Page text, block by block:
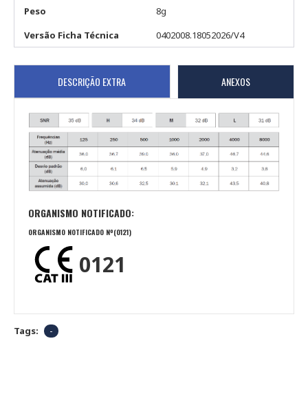
Peso
8g
Versão Ficha Técnica
0402008.18052026/V4
DESCRIÇÃO EXTRA ANEXOS
ORGANISMO NOTIFICADO:
ORGANISMO NOTIFICADO Nº(0121)
0121
Tags: -